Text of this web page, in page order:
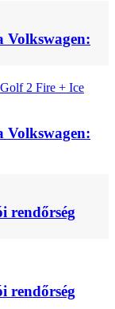
Volkswagen:
Volkswagen:
rendőrség
rendőrség